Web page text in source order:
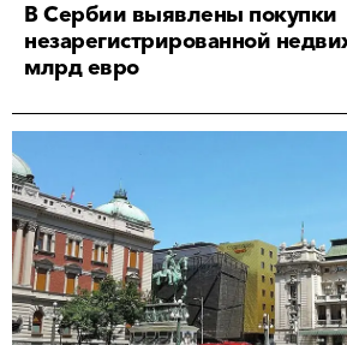
В Сербии выявлены покупки
незарегистрированной
млрд евро